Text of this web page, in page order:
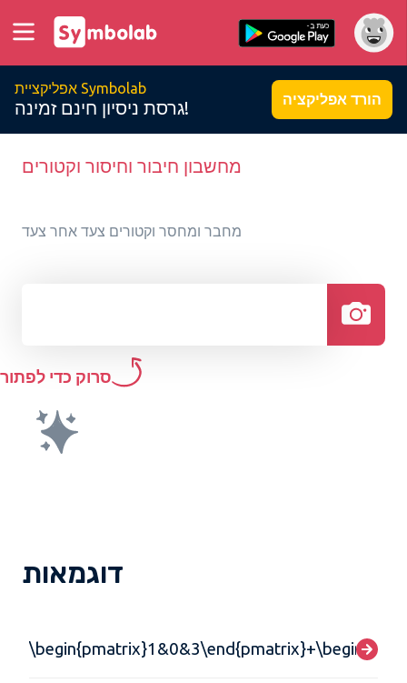
אפליקציית Symbolab
גרסת ניסיון חינם זמינה! הורד אפליקציה
מחשבון חיבור וחיסור וקטורים
מחבר ומחסר וקטורים צעד אחר צעד
סרוק כדי לפתור
דוגמאות